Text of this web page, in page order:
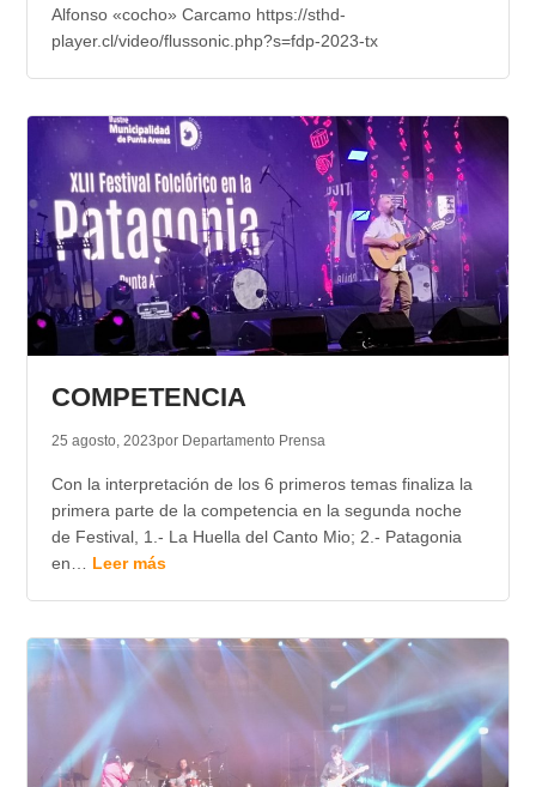
Alfonso «cocho» Carcamo https://sthd-
player.cl/video/flussonic.php?s=fdp-2023-tx
COMPETENCIA
25 agosto, 2023por Departamento Prensa
Con la interpretación de los 6 primeros temas finaliza la
primera parte de la competencia en la segunda noche
de Festival, 1.- La Huella del Canto Mio; 2.- Patagonia
en… Leer más